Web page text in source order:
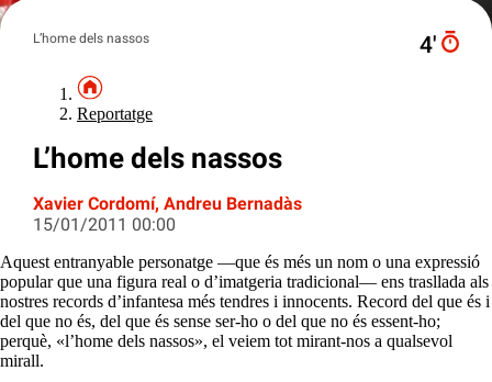
L’home dels nassos 4′
Reportatge
L’home dels nassos
Xavier Cordomí, Andreu Bernadàs
15/01/2011 00:00
Aquest entranyable personatge —que és més un nom o una expressió
popular que una figura real o d’imatgeria tradicional— ens trasllada als
nostres records d’infantesa més tendres i innocents. Record del que és i
del que no és, del que és sense ser-ho o del que no és essent-ho;
perquè, «l’home dels nassos», el veiem tot mirant-nos a qualsevol
mirall.